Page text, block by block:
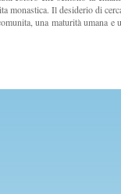
monastica. Il desiderio di
una maturità umana e